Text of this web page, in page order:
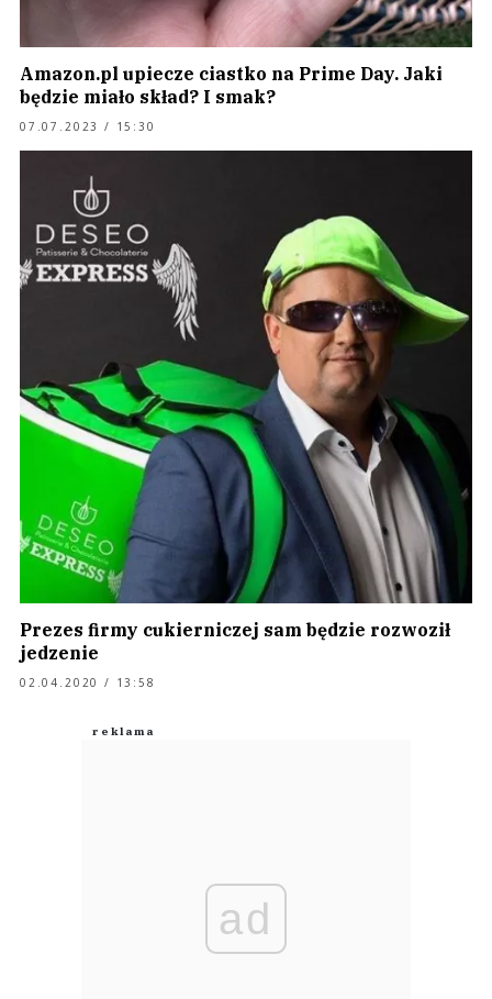
Amazon.pl upiecze ciastko na Prime Day. Jaki
będzie miało skład? I smak?
07.07.2023 / 15:30
Prezes firmy cukierniczej sam będzie rozwoził
jedzenie
02.04.2020 / 13:58
ad